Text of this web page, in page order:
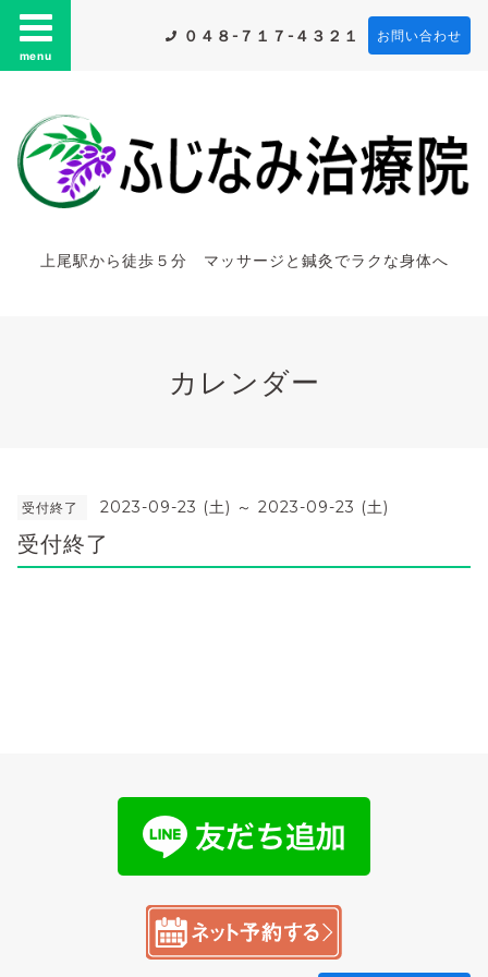
menu
０４８-７１７-４３２１ お問い合わせ
上尾駅から徒歩５分 マッサージと鍼灸でラクな身体へ
カレンダー
受付終了 2023-09-23 (土) ～ 2023-09-23 (土)
受付終了